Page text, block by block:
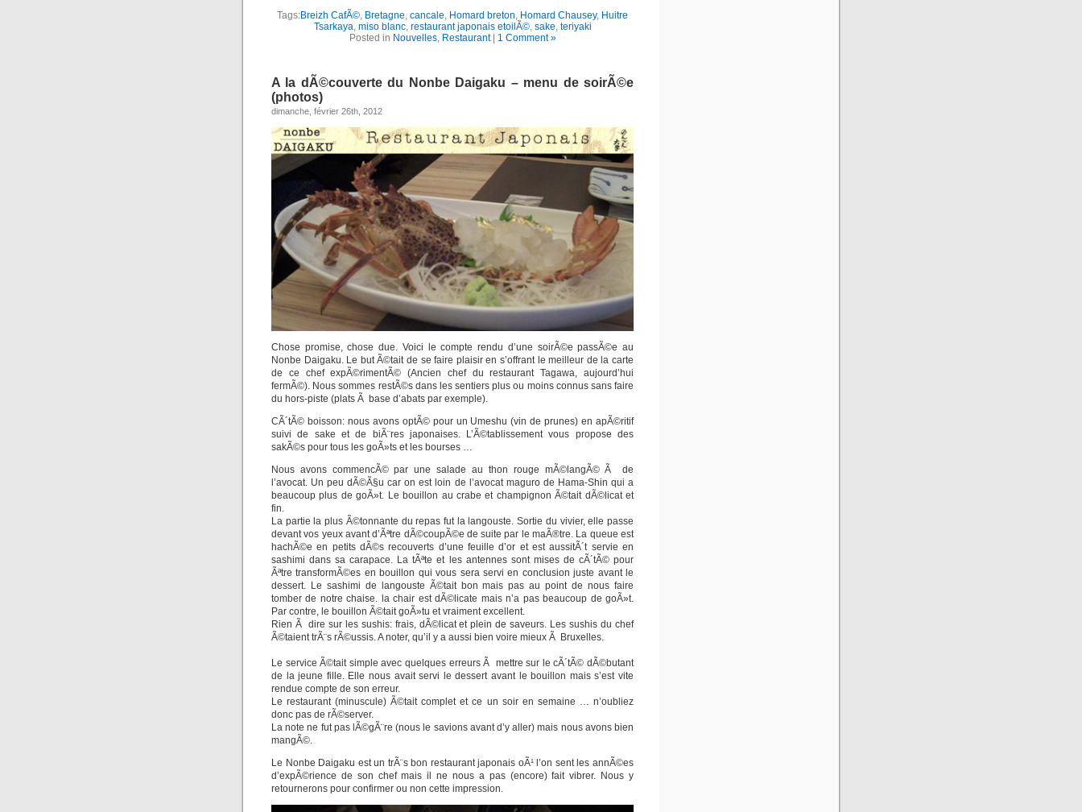
Tags:Breizh CafÃ©, Bretagne, cancale, Homard breton, Homard Chausey, Huitre
Tsarkaya, miso blanc, restaurant japonais etoilÃ©, sake, teriyaki
Posted in Nouvelles, Restaurant| 1 Comment »
A la dÃ©couverte du Nonbe Daigaku – menu de soirÃ©e
(photos)
dimanche, février 26th, 2012
Chose promise, chose due. Voici le compte rendu d’une soirÃ©e passÃ©e au
Nonbe Daigaku. Le but Ã©tait de se faire plaisir en s’offrant le meilleur de la carte
de ce chef expÃ©rimentÃ© (Ancien chef du restaurant Tagawa, aujourd’hui
fermÃ©). Nous sommes restÃ©s dans les sentiers plus ou moins connus sans faire
du hors-piste (plats Ã base d’abats par exemple).
CÃ´tÃ© boisson: nous avons optÃ© pour un Umeshu (vin de prunes) en apÃ©ritif
suivi de sake et de biÃ¨res japonaises. L’Ã©tablissement vous propose des
sakÃ©s pour tous les goÃ»ts et les bourses …
Nous avons commencÃ© par une salade au thon rouge mÃ©langÃ© Ã de
l’avocat. Un peu dÃ©Ã§u car on est loin de l’avocat maguro de Hama-Shin qui a
beaucoup plus de goÃ»t. Le bouillon au crabe et champignon Ã©tait dÃ©licat et
fin.
La partie la plus Ã©tonnante du repas fut la langouste. Sortie du vivier, elle passe
devant vos yeux avant d’Ãªtre dÃ©coupÃ©e de suite par le maÃ®tre. La queue est
hachÃ©e en petits dÃ©s recouverts d’une feuille d’or et est aussitÃ´t servie en
sashimi dans sa carapace. La tÃªte et les antennes sont mises de cÃ´tÃ© pour
Ãªtre transformÃ©es en bouillon qui vous sera servi en conclusion juste avant le
dessert. Le sashimi de langouste Ã©tait bon mais pas au point de nous faire
tomber de notre chaise. la chair est dÃ©licate mais n’a pas beaucoup de goÃ»t.
Par contre, le bouillon Ã©tait goÃ»tu et vraiment excellent.
Rien Ã dire sur les sushis: frais, dÃ©licat et plein de saveurs. Les sushis du chef
Ã©taient trÃ¨s rÃ©ussis. A noter, qu’il y a aussi bien voire mieux Ã Bruxelles.
Le service Ã©tait simple avec quelques erreurs Ã mettre sur le cÃ´tÃ© dÃ©butant
de la jeune fille. Elle nous avait servi le dessert avant le bouillon mais s’est vite
rendue compte de son erreur.
Le restaurant (minuscule) Ã©tait complet et ce un soir en semaine … n’oubliez
donc pas de rÃ©server.
La note ne fut pas lÃ©gÃ¨re (nous le savions avant d’y aller) mais nous avons bien
mangÃ©.
Le Nonbe Daigaku est un trÃ¨s bon restaurant japonais oÃ¹ l’on sent les annÃ©es
d’expÃ©rience de son chef mais il ne nous a pas (encore) fait vibrer. Nous y
retournerons pour confirmer ou non cette impression.